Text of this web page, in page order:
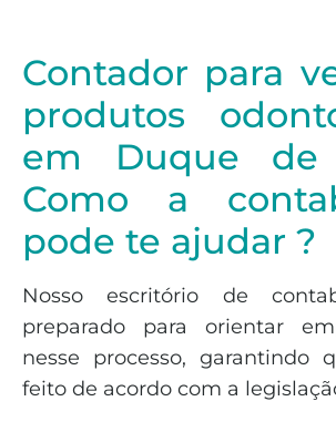
Contador para
produtos
em Duque de
Como a
pode te ajudar ?
Nosso escritório de
preparado para orientar
nesse processo, garantindo
feito de acordo com a